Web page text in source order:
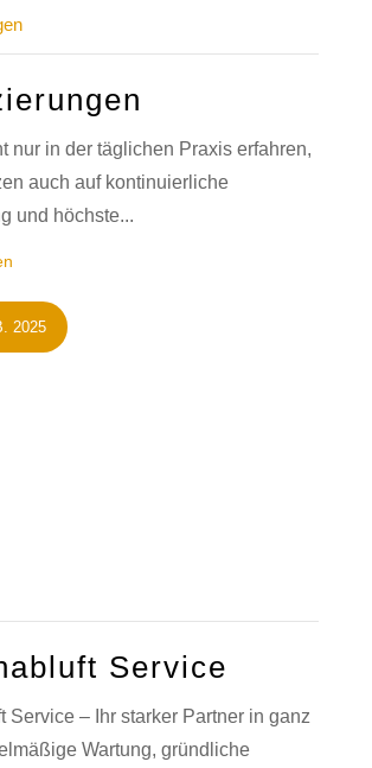
nur in der täglichen Praxis erfahren,
auch auf kontinuierliche
und höchste...
Service
2025
Service – Ihr starker Partner in ganz
Wartung, gründliche